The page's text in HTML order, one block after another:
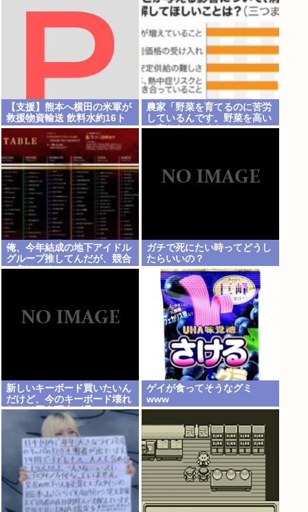
【支援】熊本へ横田の米軍が
救援物資輸送 飲料水約16ト
ン
農家「野菜を育てるのに苦労
しているんです。野菜を高い
と言わないでください。」
俺、今年結成の地下アイドル
グループ推してんだが、競合
に負けてる。
ガチで死にたい時ってどうし
たらいいの？
新しいキーボード買いたいん
だけど、今のキーボード壊れ
なくて買う理由が見つからな
ゲイが食ってそうなグミ
www